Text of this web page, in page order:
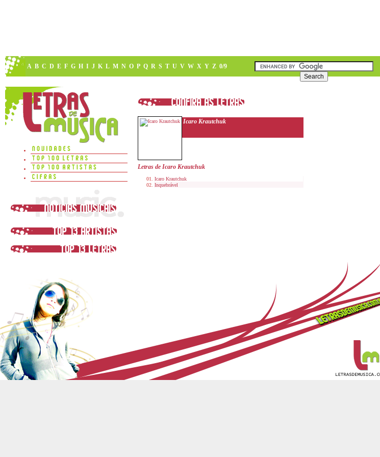
A B C D E F G H I J K L M N O P Q R S T U V W X Y Z 0/9
Icaro Krautchuk
Letras de Icaro Krautchuk
Icaro Krautchuk
Inquebrável